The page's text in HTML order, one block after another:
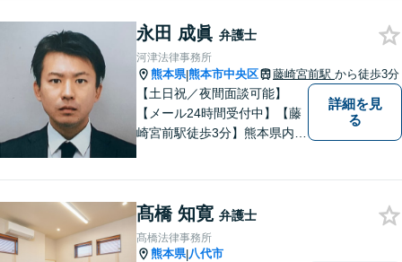
護の３つの分野に力を注ぐ弁
護士】
永田 成眞 弁護士
河津法律事務所
熊本県|熊本市中央区 藤崎宮前駅 から徒歩3分
【土日祝／夜間面談可能】
【メール24時間受付中】【藤
崎宮前駅徒歩3分】熊本県内及
の方の契約関係トラブルまで
幅広くご相談いただいており
ます。お気軽にご相談くださ
詳細を見
る
髙橋 知寛 弁護士
髙橋法律事務所
熊本県|八代市